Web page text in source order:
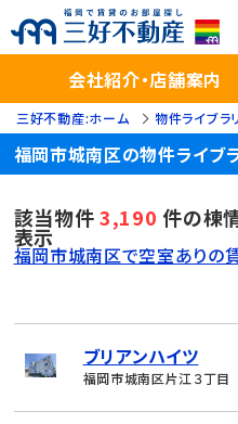
会社紹介・店舗案内
三好不動産:ホーム 物件ライブラ
福岡市城南区の物件ライブ
該当物件3,190 件の棟
表示
福岡市城南区で空室ありの
ブリアンハイツ
福岡市城南区片江３丁目